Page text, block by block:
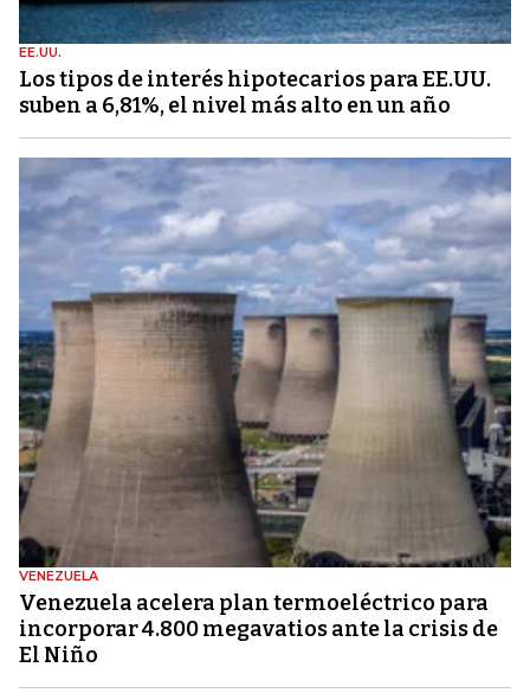
EE.UU.
Los tipos de interés hipotecarios para EE.UU.
suben a 6,81%, el nivel más alto en un año
VENEZUELA
Venezuela acelera plan termoeléctrico para
incorporar 4.800 megavatios ante la crisis de
El Niño